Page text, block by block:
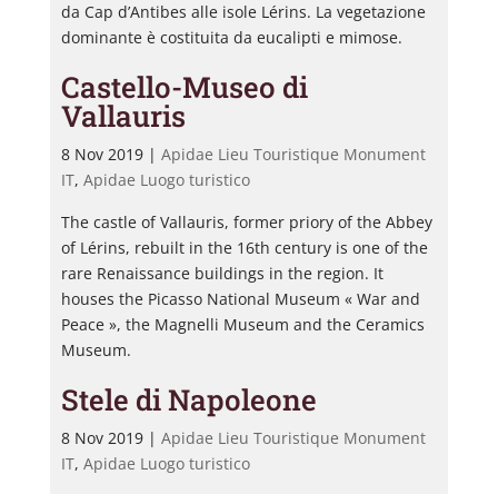
da Cap d’Antibes alle isole Lérins. La vegetazione
dominante è costituita da eucalipti e mimose.
Castello-Museo di
Vallauris
8 Nov 2019| Apidae Lieu Touristique Monument
IT, Apidae Luogo turistico
The castle of Vallauris, former priory of the Abbey
of Lérins, rebuilt in the 16th century is one of the
rare Renaissance buildings in the region. It
houses the Picasso National Museum « War and
Peace », the Magnelli Museum and the Ceramics
Museum.
Stele di Napoleone
8 Nov 2019| Apidae Lieu Touristique Monument
IT, Apidae Luogo turistico